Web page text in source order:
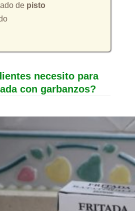
de pisto
necesito para
con garbanzos?